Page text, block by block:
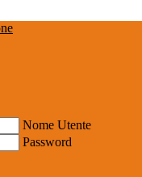
Nome Utente
Password